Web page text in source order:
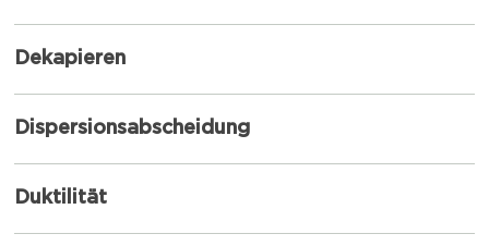
Dekapieren
Dispersionsabscheidung
Duktilität